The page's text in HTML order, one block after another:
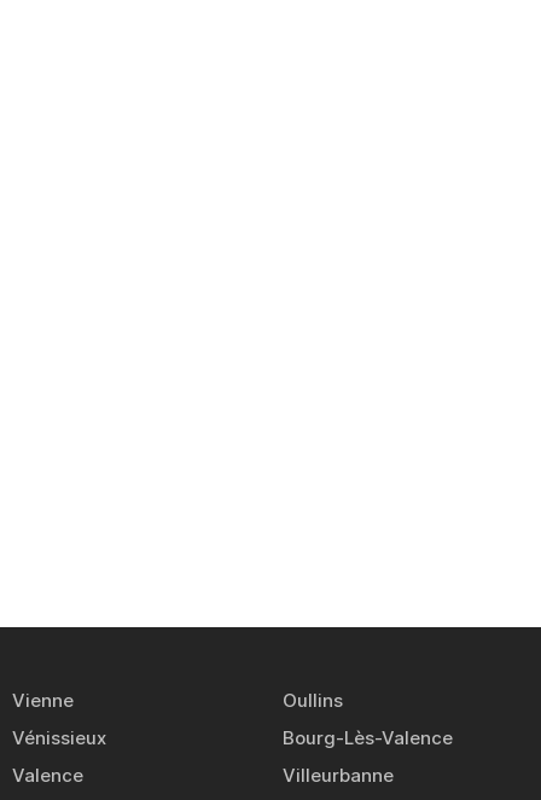
Vienne
Oullins
Vénissieux
Bourg-Lès-Valence
Valence
Villeurbanne